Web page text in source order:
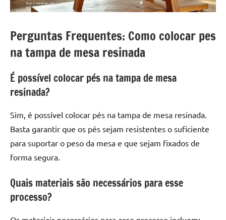
Perguntas Frequentes: Como colocar pes
na tampa de mesa resinada
É possível colocar pés na tampa de mesa
resinada?
Sim, é possível colocar pés na tampa de mesa resinada.
Basta garantir que os pés sejam resistentes o suficiente
para suportar o peso da mesa e que sejam fixados de
forma segura.
Quais materiais são necessários para esse
processo?